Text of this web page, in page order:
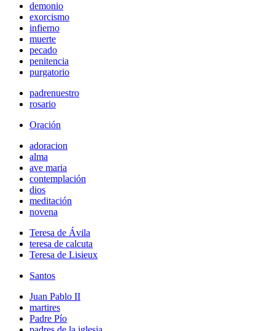
demonio
exorcismo
infierno
muerte
pecado
penitencia
purgatorio
padrenuestro
rosario
Oración
adoracion
alma
ave maria
contemplación
dios
meditación
novena
Teresa de Ávila
teresa de calcuta
Teresa de Lisieux
Santos
Juan Pablo II
martires
Padre Pío